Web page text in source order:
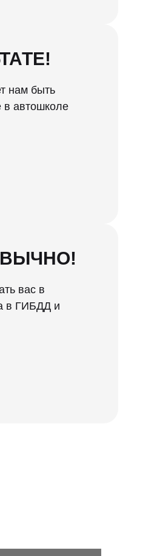
нам быть
в автошколе
вас в
в ГИБДД и